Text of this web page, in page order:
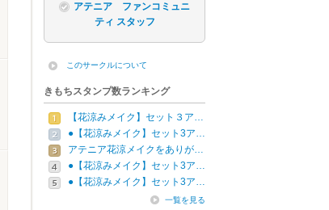
アテニア ファンコミュニ
ティ スタッフ
このサークルについて
きもちスタンプ数ランキング
【花涼みメイク】セット３ア…
●【花涼みメイク】セット3ア…
アテニア花涼メイクをありが…
●【花涼みメイク】セット3ア…
●【花涼みメイク】セット3ア…
一覧を見る